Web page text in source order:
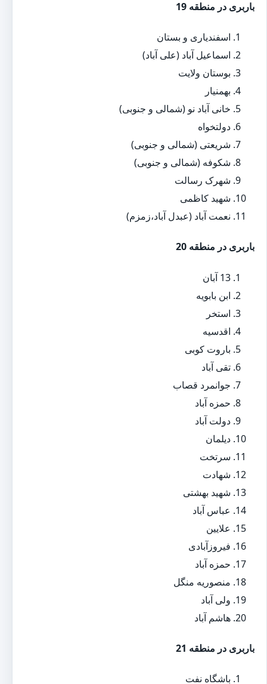
باربری در منطقه 19
اسفندیاری و بستان
اسماعیل آباد (علی آباد)
بوستان ولایت
بهمنیار
خانی آباد نو (شمالی و جنوبی)
دولتخواه
شریعتی (شمالی و جنوبی)
شکوفه (شمالی و جنوبی)
شهرک رسالت
شهید کاظمی
نعمت آباد (عبدل آباد،زمزم)
باربری در منطقه 20
13 آبان
ابن بابویه
استخر
اقدسیه
باروت کوبی
تقی آباد
جوانمرد قصاب
حمزه آباد
دولت آباد
دیلمان
سرتخت
شهادت
شهید بهشتی
عباس آباد
علایین
فیروزآبادی
حمزه آباد
منصوریه منگل
ولی آباد
هاشم آباد
باربری در منطقه 21
باشگاه نفت